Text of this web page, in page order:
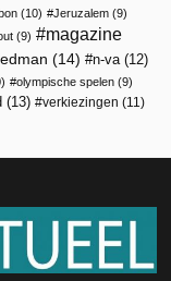
(10) Jeruzalem (9)
(9)
magazine
(14) n-va(12)
olympische spelen (9)
(13) verkiezingen (11)